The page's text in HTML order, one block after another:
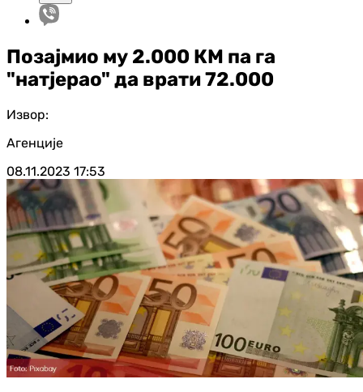
Позајмио му 2.000 КМ па га
"натјерао" да врати 72.000
Извор:
Агенције
08.11.2023 17:53